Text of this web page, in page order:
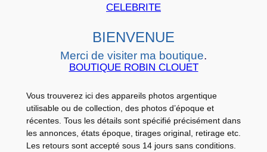
C
A
R
D
CELEBRITE
BIENVENUE
Merci de visiter ma boutique.
BOUTIQUE ROBIN CLOUET
Vous trouverez ici des appareils photos argentique
utilisable ou de collection, des photos d’époque et
récentes. Tous les détails sont spécifié précisément dans
les annonces, états époque, tirages original, retirage etc.
Les retours sont accepté sous 14 jours sans conditions.